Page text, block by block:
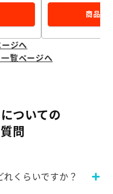
商品詳
ジへ
覧ページへ
ついての
問
くらいですか？